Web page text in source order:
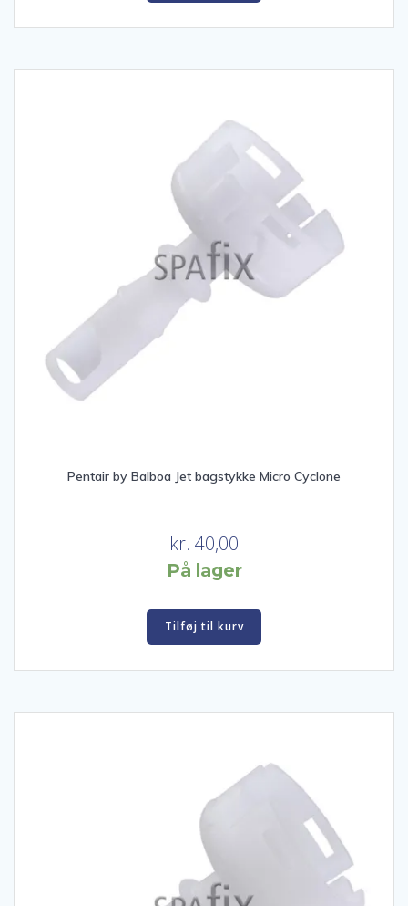
Pentair by Balboa Jet bagstykke Micro Cyclone
kr. 40,00
På lager
Tilføj til kurv